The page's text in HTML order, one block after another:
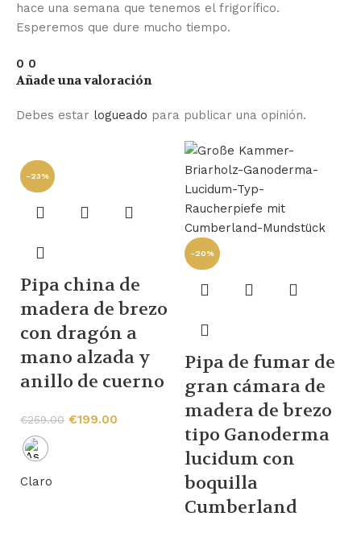
hace una semana que tenemos el frigorífico.
Esperemos que dure mucho tiempo.
0 0
Añade una valoración
Debes estar logueado para publicar una opinión.
-23%
Pipa china de
madera de brezo
con dragón a
mano alzada y
anillo de cuerno
€259.00 €199.00
Claro
-20%
Pipa de fumar de
gran cámara de
madera de brezo
tipo Ganoderma
lucidum con
boquilla
Cumberland